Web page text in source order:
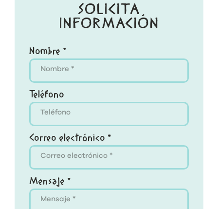
SOLICITA
INFORMACIÓN
Nombre *
Teléfono
Correo electrónico *
Mensaje *